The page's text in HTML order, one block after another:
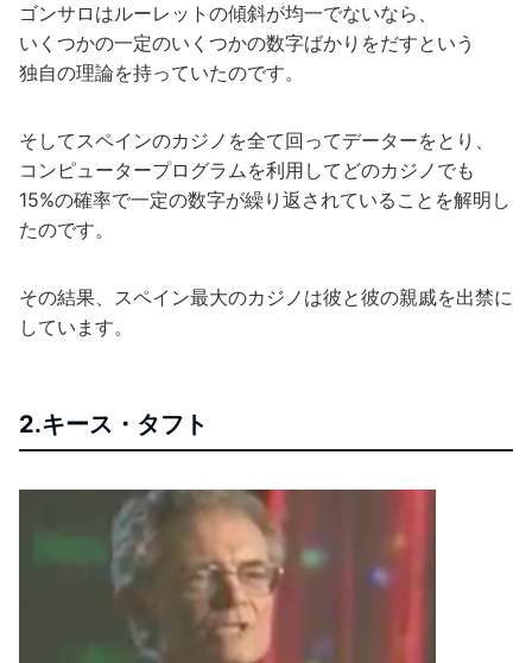
ゴンサロはルーレットの傾斜が均一でないなら、
いくつかの一定のいくつかの数字ばかりをだすという
独自の理論を持っていたのです。
そしてスペインのカジノを全て回ってデーターをとり、
コンピュータープログラムを利用してどのカジノでも
15%の確率で一定の数字が繰り返されていることを解明し
たのです。
その結果、スペイン最大のカジノは彼と彼の親戚を出禁に
しています。
2.キース・タフト